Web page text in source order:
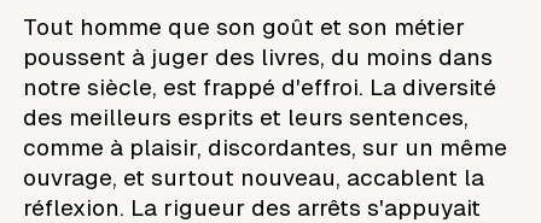
Tout homme que son goût et son métier
poussent à juger des livres, du moins dans
notre siècle, est frappé d'effroi. La diversité
des meilleurs esprits et leurs sentences,
comme à plaisir, discordantes, sur un même
ouvrage, et surtout nouveau, accablent la
réflexion. La rigueur des arrêts s'appuyait